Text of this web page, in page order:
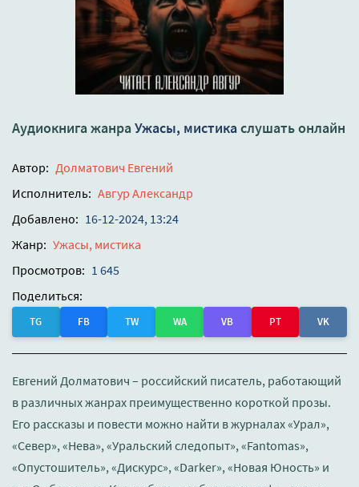
Аудиокнига жанра Ужасы, мистикаслушать онлайн
Автор: Долматович Евгений
Исполнитель: Авгур Александр
Добавлено: 16-12-2024, 13:24
Жанр: Ужасы, мистика
Просмотров: 1 645
Поделиться:
TG FB TW WA VB PT VK
Евгений Долматович – российский писатель, работающий
в различных жанрах преимущественно короткой прозы.
Его рассказы и повести можно найти в журналах «Урал»,
«Север», «Нева», «Уральский следопыт», «Fantomas»,
«Опустошитель», «Дискурс», «Darker», «Новая Юность» и